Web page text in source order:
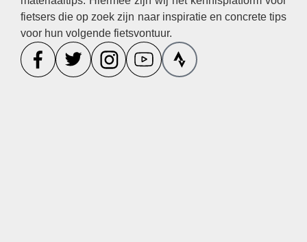
fietsers die op zoek zijn naar inspiratie en concrete tips
voor hun volgende fietsvontuur.